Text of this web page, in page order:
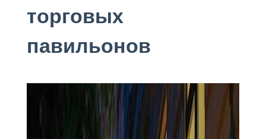
торговых
павильонов